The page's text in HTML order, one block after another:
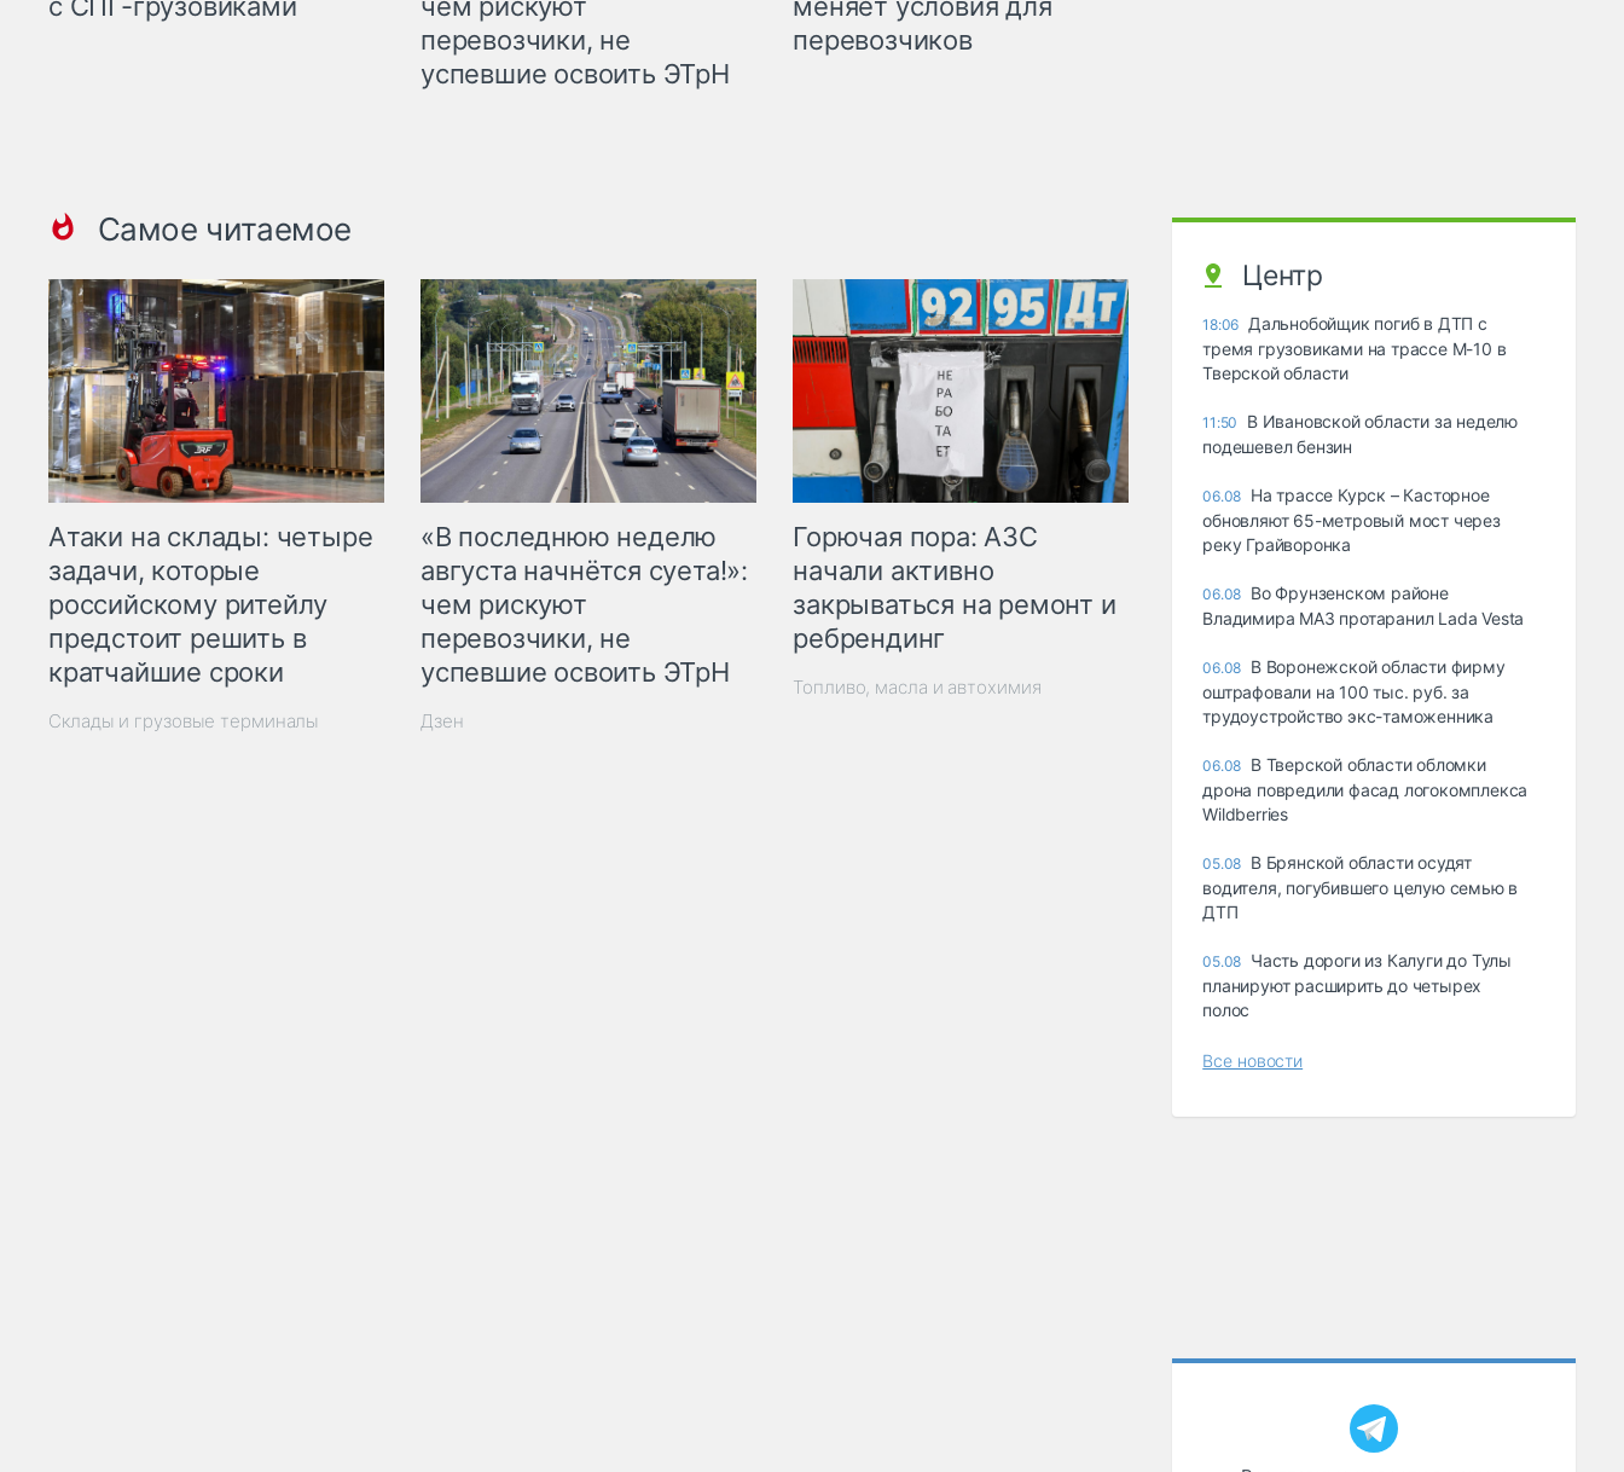
перевозчики, не
успевшие освоить ЭТрН
перевозчиков
Самое читаемое
Атаки на склады: четыре
задачи, которые
российскому ритейлу
предстоит решить в
кратчайшие сроки
Склады и грузовые терминалы
«В последнюю неделю
августа начнётся суета!»:
чем рискуют
перевозчики, не
успевшие освоить ЭТрН
Дзен
Горючая пора: АЗС
начали активно
закрываться на ремонт и
ребрендинг
Топливо, масла и автохимия
Центр
18:06 Дальнобойщик погиб в ДТП с
тремя грузовиками на трассе М-10 в
Тверской области
11:50
В Ивановской области за неделю
подешевел бензин
06.08 На трассе Курск – Касторное
обновляют 65-метровый мост через
реку Грайворонка
06.08 Во Фрунзенском районе
Владимира МАЗ протаранил Lada Vesta
06.08 В Воронежской области фирму
оштрафовали на 100 тыс. руб. за
трудоустройство экс-таможенника
06.08 В Тверской области обломки
дрона повредили фасад логокомплекса
Wildberries
05.08 В Брянской области осудят
водителя, погубившего целую семью в
ДТП
05.08 Часть дороги из Калуги до Тулы
планируют расширить до четырех
полос
Все новости